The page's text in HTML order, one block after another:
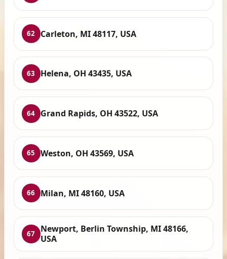
62 Carleton, MI 48117, USA
63 Helena, OH 43435, USA
64 Grand Rapids, OH 43522, USA
65 Weston, OH 43569, USA
66 Milan, MI 48160, USA
67
Newport, Berlin Township, MI 48166,
USA